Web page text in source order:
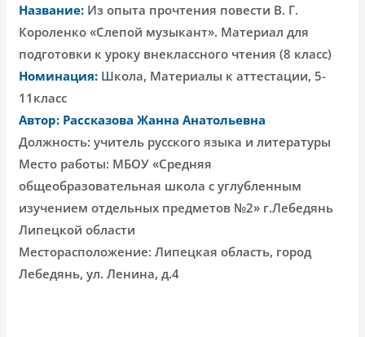
Название: Из опыта прочтения повести В. Г.
Короленко «Слепой музыкант». Материал для
подготовки к уроку внеклассного чтения (8 класс)
Номинация: Школа, Материалы к аттестации, 5-
11класс
Автор: Рассказова Жанна Анатольевна
Должность: учитель русского языка и литературы
Место работы: МБОУ «Средняя
общеобразовательная школа с углубленным
изучением отдельных предметов №2» г.Лебедянь
Липецкой области
Месторасположение: Липецкая область, город
Лебедянь, ул. Ленина, д.4